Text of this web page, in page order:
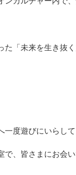
た「未来を生き抜
度遊びにいらして
で、皆さまにお会